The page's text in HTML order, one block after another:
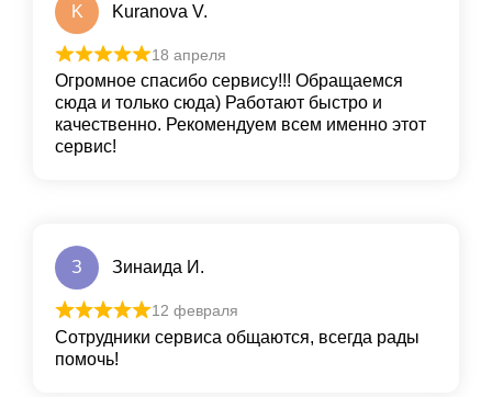
K Kuranova V.
18 апреля
Огромное спасибо сервису!!! Обращаемся
сюда и только сюда) Работают быстро и
качественно. Рекомендуем всем именно этот
сервис!
З Зинаида И.
12 февраля
Сотрудники сервиса общаются, всегда рады
помочь!